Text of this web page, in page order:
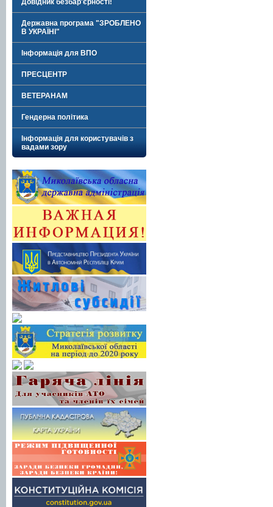
Довідник безбар'єрності!
Державна програма "ЗРОБЛЕНО
В УКРАЇНІ"
Інформація для ВПО
ПРЕСЦЕНТР
ВЕТЕРАНАМ
Гендерна політика
Інформація для користувачів з
вадами зору